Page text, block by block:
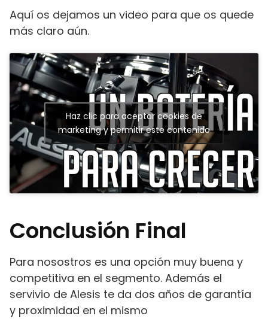
Aquí os dejamos un video para que os quede
más claro aún.
Haz clic para aceptar cookies de
marketing y permitir este contenido
Conclusión Final
Para nosostros es una opción muy buena y
competitiva en el segmento. Además el
servivio de Alesis te da dos años de garantía
y proximidad en el mismo